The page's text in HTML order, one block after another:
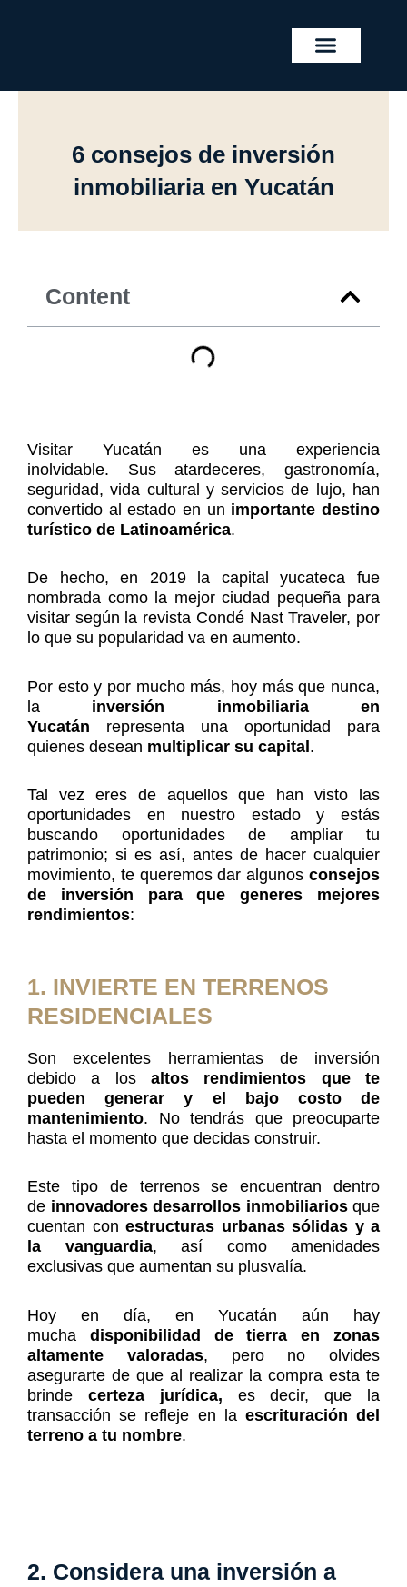
6 consejos de inversión
inmobiliaria en Yucatán
Content
Visitar Yucatán es una experiencia
inolvidable. Sus atardeceres, gastronomía,
seguridad, vida cultural y servicios de lujo, han
convertido al estado en un importante destino
turístico de Latinoamérica.
De hecho, en 2019 la capital yucateca fue
nombrada como la mejor ciudad pequeña para
visitar según la revista Condé Nast Traveler, por
lo que su popularidad va en aumento.
Por esto y por mucho más, hoy más que nunca,
la inversión inmobiliaria en
Yucatán representa una oportunidad para
quienes desean multiplicar su capital.
Tal vez eres de aquellos que han visto las
oportunidades en nuestro estado y estás
buscando oportunidades de ampliar tu
patrimonio; si es así, antes de hacer cualquier
movimiento, te queremos dar algunos consejos
de inversión para que generes mejores
rendimientos:
1. INVIERTE EN TERRENOS
RESIDENCIALES
Son excelentes herramientas de inversión
debido a los altos rendimientos que te
pueden generar y el bajo costo de
mantenimiento. No tendrás que preocuparte
hasta el momento que decidas construir.
Este tipo de terrenos se encuentran dentro
de innovadores desarrollos inmobiliariosque
cuentan con estructuras urbanas sólidas y a
la vanguardia, así como amenidades
exclusivas que aumentan su plusvalía.
Hoy en día, en Yucatán aún hay
mucha disponibilidad de tierra en zonas
altamente valoradas, pero no olvides
asegurarte de que al realizar la compra esta te
brinde certeza jurídica, es decir, que la
transacción se refleje en la escrituración del
terreno a tu nombre.
2. Considera una inversión a